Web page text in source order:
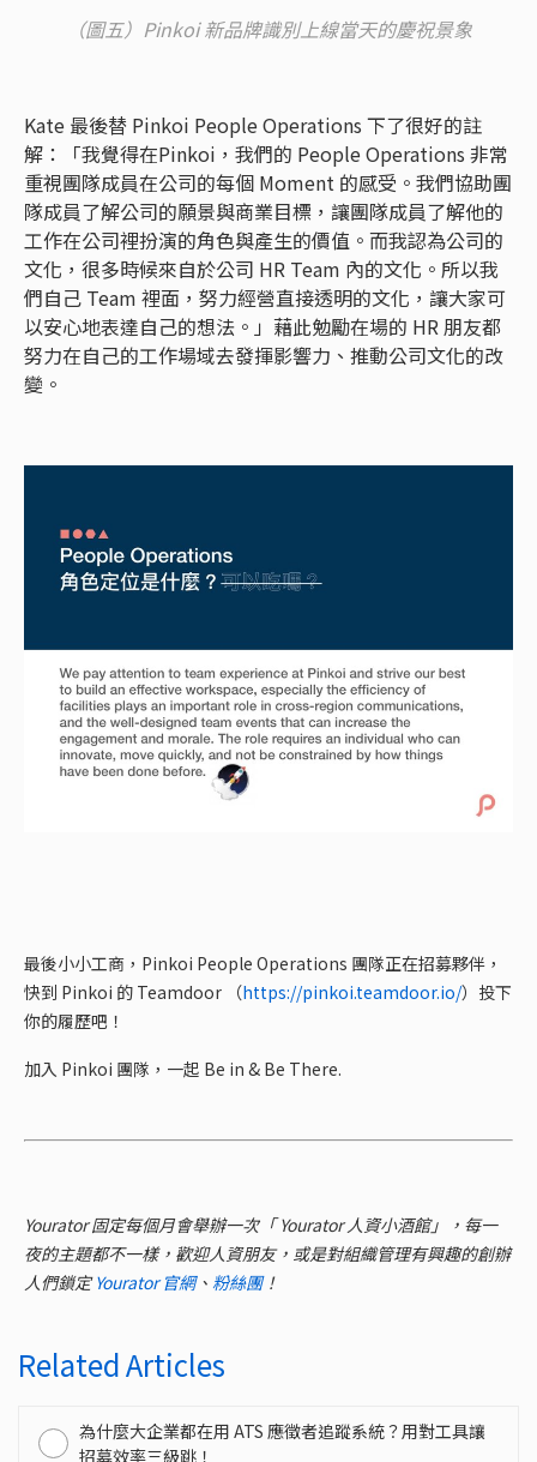
（圖五）Pinkoi 新品牌識別上線當天的慶祝景象
Kate 最後替 Pinkoi People Operations 下了很好的註
解：「我覺得在Pinkoi，我們的 People Operations 非常
重視團隊成員在公司的每個 Moment 的感受。我們協助團
隊成員了解公司的願景與商業目標，讓團隊成員了解他的
工作在公司裡扮演的角色與產生的價值。而我認為公司的
文化，很多時候來自於公司 HR Team 內的文化。所以我
們自己 Team 裡面，努力經營直接透明的文化，讓大家可
以安心地表達自己的想法。」藉此勉勵在場的 HR 朋友都
努力在自己的工作場域去發揮影響力、推動公司文化的改
變。
最後小小工商，Pinkoi People Operations 團隊正在招募夥伴，
快到 Pinkoi 的 Teamdoor （https://pinkoi.teamdoor.io/）投下
你的履歷吧！
加入 Pinkoi 團隊，一起 Be in & Be There.
Yourator 固定每個月會舉辦一次「 Yourator 人資小酒館」，每一
夜的主題都不一樣，歡迎人資朋友，或是對組織管理有興趣的創辦
人們鎖定Yourator 官網、 粉絲團！
Related Articles
為什麼大企業都在用 ATS 應徵者追蹤系統？用對工具讓
招募效率三級跳！